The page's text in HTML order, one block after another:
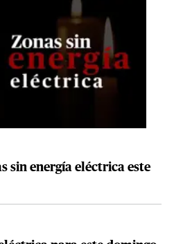
sin energía eléctrica este